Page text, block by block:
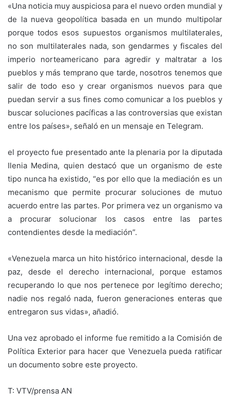
«Una noticia muy auspiciosa para el nuevo orden mundial y
de la nueva geopolítica basada en un mundo multipolar
porque todos esos supuestos organismos multilaterales,
no son multilaterales nada, son gendarmes y fiscales del
imperio norteamericano para agredir y maltratar a los
pueblos y más temprano que tarde, nosotros tenemos que
salir de todo eso y crear organismos nuevos para que
puedan servir a sus fines como comunicar a los pueblos y
buscar soluciones pacíficas a las controversias que existan
entre los países», señaló en un mensaje en Telegram.
el proyecto fue presentado ante la plenaria por la diputada
Ilenia Medina, quien destacó que un organismo de este
tipo nunca ha existido, “es por ello que la mediación es un
mecanismo que permite procurar soluciones de mutuo
acuerdo entre las partes. Por primera vez un organismo va
a procurar solucionar los casos entre las partes
contendientes desde la mediación”.
«Venezuela marca un hito histórico internacional, desde la
paz, desde el derecho internacional, porque estamos
recuperando lo que nos pertenece por legítimo derecho;
nadie nos regaló nada, fueron generaciones enteras que
entregaron sus vidas», añadió.
Una vez aprobado el informe fue remitido a la Comisión de
Política Exterior para hacer que Venezuela pueda ratificar
un documento sobre este proyecto.
T: VTV/prensa AN